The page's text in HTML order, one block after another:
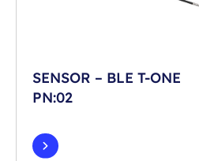
SENSOR – BLE T-ONE
PN:02